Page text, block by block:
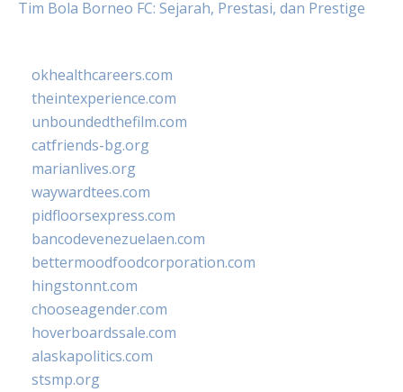
Tim Bola Borneo FC: Sejarah, Prestasi, dan Prestige
okhealthcareers.com
theintexperience.com
unboundedthefilm.com
catfriends-bg.org
marianlives.org
waywardtees.com
pidfloorsexpress.com
bancodevenezuelaen.com
bettermoodfoodcorporation.com
hingstonnt.com
chooseagender.com
hoverboardssale.com
alaskapolitics.com
stsmp.org